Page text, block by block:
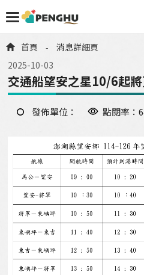
首頁 -
消息詳細頁
2025-10-03
交通船望安之星10/6起
發佈單位： 點閱率：